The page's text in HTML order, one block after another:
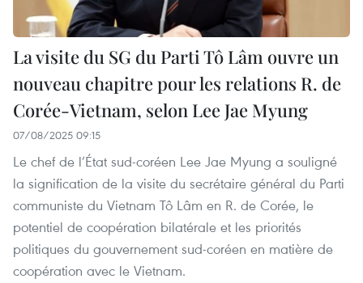
La visite du SG du Parti Tô Lâm ouvre un
nouveau chapitre pour les relations R. de
Corée-Vietnam, selon Lee Jae Myung
07/08/2025 09:15
Le chef de l’État sud-coréen Lee Jae Myung a souligné
la signification de la visite du secrétaire général du Parti
communiste du Vietnam Tô Lâm en R. de Corée, le
potentiel de coopération bilatérale et les priorités
politiques du gouvernement sud-coréen en matière de
coopération avec le Vietnam.